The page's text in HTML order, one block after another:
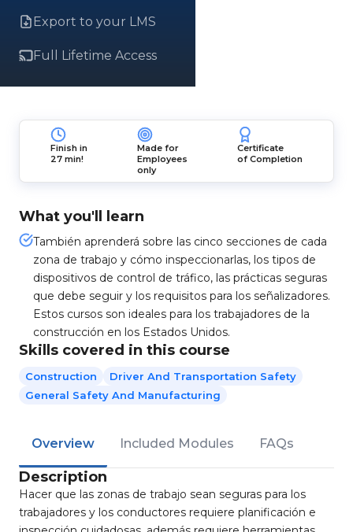
Export to your LMS
Full Lifetime Access
Finish in
27 min!
Made for
Employees
only
Certificate
of Completion
What you'll learn
También aprenderá sobre las cinco secciones de cada
zona de trabajo y cómo inspeccionarlas, los tipos de
dispositivos de control de tráfico, las prácticas seguras
que debe seguir y los requisitos para los señalizadores.
Estos cursos son ideales para los trabajadores de la
construcción en los Estados Unidos.
Skills covered in this course
Construction
Driver And Transportation Safety
General Safety And Manufacturing
Overview Included Modules FAQs
Description
Hacer que las zonas de trabajo sean seguras para los
trabajadores y los conductores requiere planificación e